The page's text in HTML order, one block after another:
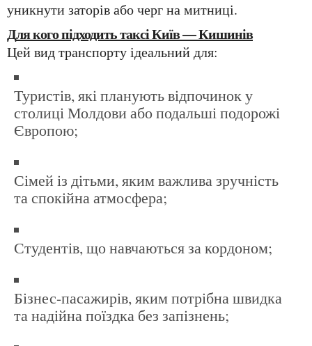
уникнути заторів або черг на митниці.
Для кого підходить таксі Київ — Кишинів
Цей вид транспорту ідеальний для:
туристів, які планують відпочинок у
столиці Молдови або подальші подорожі
Європою;
сімей із дітьми, яким важлива зручність
та спокійна атмосфера;
студентів, що навчаються за кордоном;
бізнес-пасажирів, яким потрібна швидка
та надійна поїздка без запізнень;